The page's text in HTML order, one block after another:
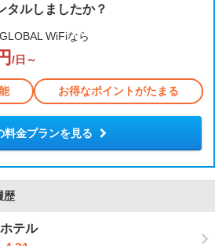
タルしましたか？
WiFiなら
/日～
お得なポイントがたまる
料金プランを見る
歴
テル